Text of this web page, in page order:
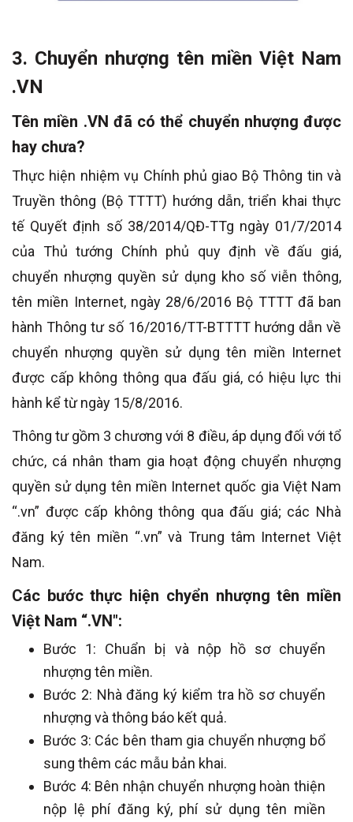
3. Chuyển nhượng tên miền Việt Nam
.VN
Tên miền .VN đã có thể chuyển nhượng được
hay chưa?
Thực hiện nhiệm vụ Chính phủ giao Bộ Thông tin và
Truyền thông (Bộ TTTT) hướng dẫn, triển khai thực
tế Quyết định số 38/2014/QĐ-TTg ngày 01/7/2014
của Thủ tướng Chính phủ quy định về đấu giá,
chuyển nhượng quyền sử dụng kho số viễn thông,
tên miền Internet, ngày 28/6/2016 Bộ TTTT đã ban
hành Thông tư số 16/2016/TT-BTTTT hướng dẫn về
chuyển nhượng quyền sử dụng tên miền Internet
được cấp không thông qua đấu giá, có hiệu lực thi
hành kể từ ngày 15/8/2016.
Thông tư gồm 3 chương với 8 điều, áp dụng đối với tổ
chức, cá nhân tham gia hoạt động chuyển nhượng
quyền sử dụng tên miền Internet quốc gia Việt Nam
“.vn” được cấp không thông qua đấu giá; các Nhà
đăng ký tên miền “.vn” và Trung tâm Internet Việt
Nam.
Các bước thực hiện chyển nhượng tên miền
Việt Nam “.VN":
Bước 1: Chuẩn bị và nộp hồ sơ chuyển
nhượng tên miền.
Bước 2: Nhà đăng ký kiểm tra hồ sơ chuyển
nhượng và thông báo kết quả.
Bước 3: Các bên tham gia chuyển nhượng bổ
sung thêm các mẫu bản khai.
Bước 4: Bên nhận chuyển nhượng hoàn thiện
nộp lệ phí đăng ký, phí sử dụng tên miền